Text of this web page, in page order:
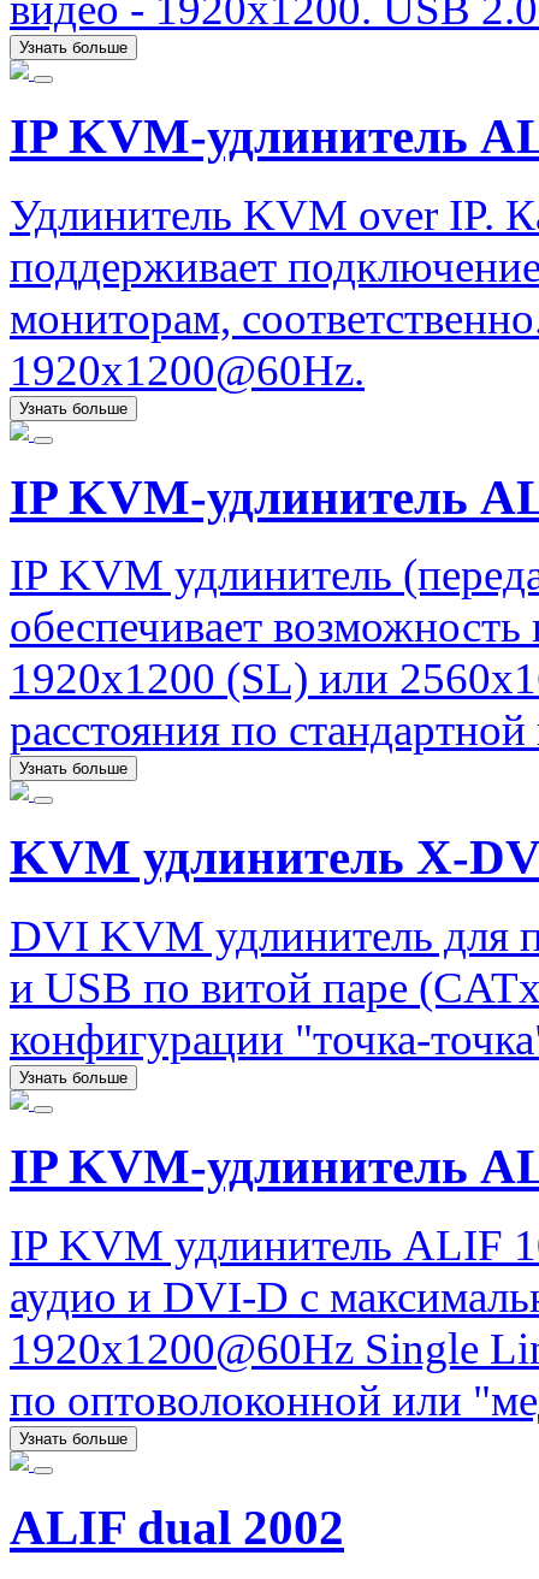
Узнать больше
IP KVM-удлинитель
Удлинитель KVM over IP.
поддерживает
мониторам,
1920x1200@60Hz.
Узнать больше
IP KVM-удлинитель
IP KVM удлинитель
обеспечивает
1920х1200 (SL) или
расстояния по
Узнать больше
KVM удлинитель X-
DVI KVM удлинитель для
и USB по витой паре
конфигурации "точка-
Узнать больше
IP KVM-удлинитель
IP KVM удлинитель ALIF
аудио и DVI-D с
1920x1200@60Hz Single
по оптоволоконной или
Узнать больше
ALIF dual 2002